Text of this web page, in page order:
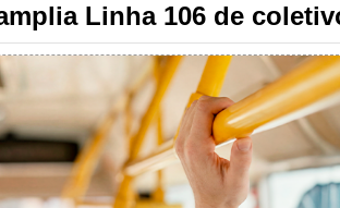
Linha 106 de